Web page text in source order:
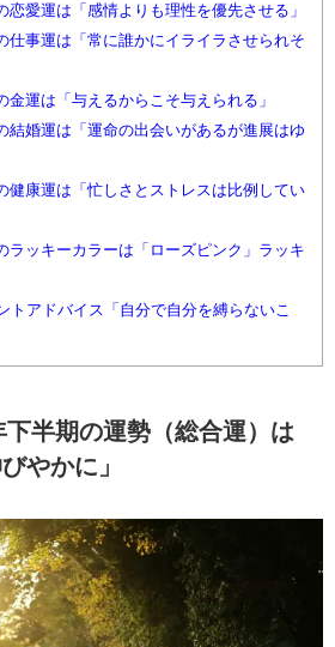
恋愛運は「感情よりも理性を優先させる」
仕事運は「常に誰かにイライラさせられそ
金運は「与えるからこそ与えられる」
結婚運は「運命の出会いがあるが進展はゆ
健康運は「忙しさとストレスは比例してい
ラッキーカラーは「ローズピンク」ラッキ
トアドバイス「自分で自分を縛らないこ
半期の運勢（総合運）は
やかに」